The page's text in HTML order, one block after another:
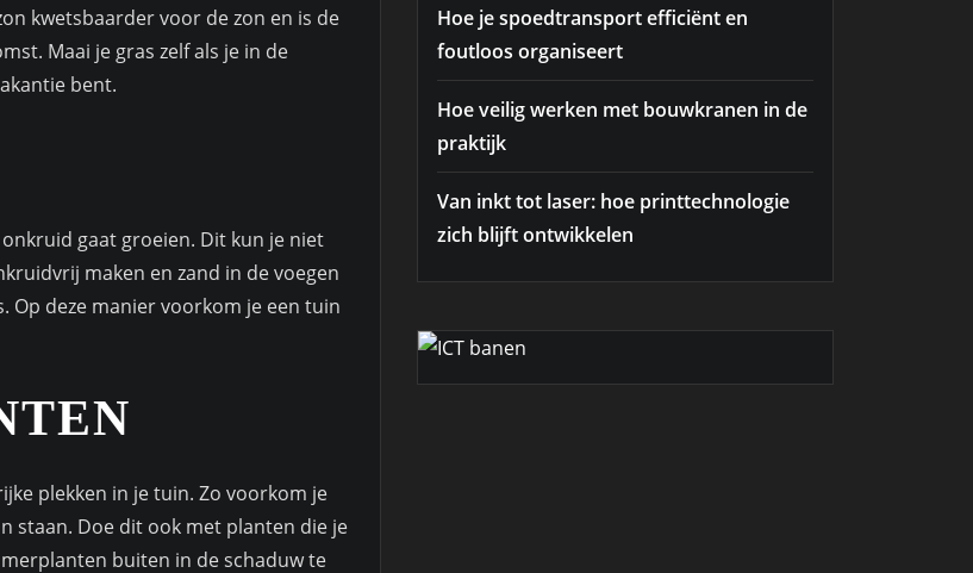
kwetsbaarder voor de zon en is de
Maai je gras zelf als je in de
bent.
gaat groeien. Dit kun je niet
maken en zand in de voegen
Op deze manier voorkom je een tuin
plekken in je tuin. Zo voorkom je
staan. Doe dit ook met planten die je
buiten in de schaduw te
Hoe je spoedtransport efficiënt en
foutloos organiseert
Hoe veilig werken met bouwkranen in de
praktijk
Van inkt tot laser: hoe printtechnologie
zich blijft ontwikkelen